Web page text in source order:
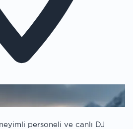
personeli ve canlı DJ